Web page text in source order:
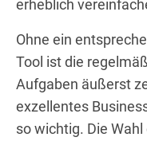
erheblich
Ohne ein
Tool ist die
Aufgaben äußerst
exzellentes
so wichtig. Die